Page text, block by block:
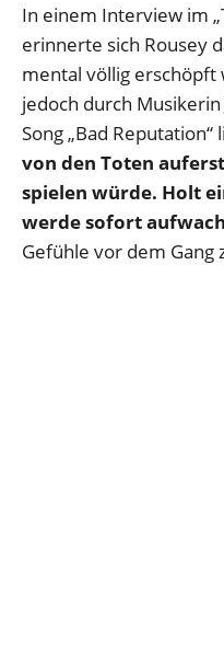
In einem Interview im
erinnerte sich Rousey
mental völlig erschöpft
jedoch durch
Song „Bad
von den Toten
spielen würde. Holt
werde sofort
Gefühle vor dem Gang